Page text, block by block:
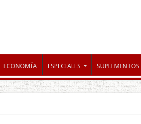
ECONOMÍA ESPECIALES SUPLEMENTOS